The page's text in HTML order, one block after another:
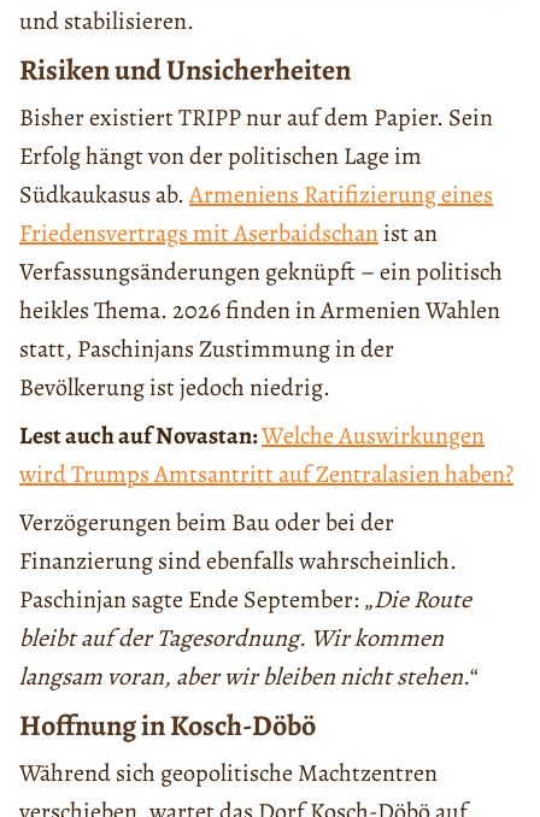
und stabilisieren.
Risiken und Unsicherheiten
Bisher existiert TRIPP nur auf dem Papier. Sein
Erfolg hängt von der politischen Lage im
Südkaukasus ab.Armeniens Ratifizierung eines
Friedensvertrags mit Aserbaidschanist an
Verfassungsänderungen geknüpft – ein politisch
heikles Thema. 2026 finden in Armenien Wahlen
statt, Paschinjans Zustimmung in der
Bevölkerung ist jedoch niedrig.
Lest auch auf Novastan:Welche Auswirkungen
wird Trumps Amtsantritt auf Zentralasien haben?
Verzögerungen beim Bau oder bei der
Finanzierung sind ebenfalls wahrscheinlich.
Paschinjan sagte Ende September: „Die Route
bleibt auf der Tagesordnung. Wir kommen
langsam voran, aber wir bleiben nicht stehen.“
Hoffnung in Kosch-Döbö
Während sich geopolitische Machtzentren